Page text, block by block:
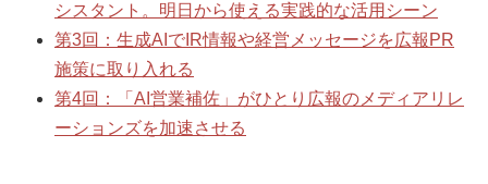
シスタント。明日から使える実践的な活用シーン
第3回：生成AIでIR情報や経営メッセージを広報PR
施策に取り入れる
第4回：「AI営業補佐」がひとり広報のメディアリレ
ーションズを加速させる